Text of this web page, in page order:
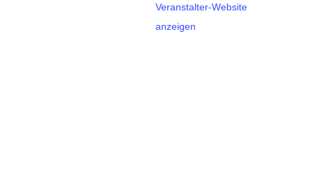
Veranstalter-Website
anzeigen